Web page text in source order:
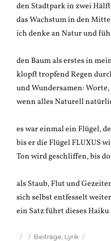
den Stadtpark in zwei
das Wachstum in den
ich denke an Natur und
den Baum als erstes in
klopft tropfend Regen
und Wundersamen:
wenn alles Naturell
es war einmal ein Flügel,
bis er die Flügel FLUXUS
Ton wird geschliffen, bis
als Staub, Flut und
sich selbst entfesselt
ein Satz führt dieses
Veröffentlicht
Kategorien
Beiträge Lyrik